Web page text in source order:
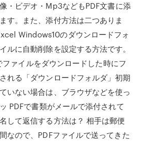
・ビデオ・Mp3などもPDF文書に添
す。また、添付方法は二つありま
Windows10のダウンロードフォ
ルに自動削除を設定する方法です。
ァイルをダウンロードした時にフ
れる「ダウンロードフォルダ」初期
いない場合は、ブラウザなどを使っ
PDFで書類がメールで添付されて
して返信する方法は？ 相手は郵便
なので、PDFファイルで送ってきた